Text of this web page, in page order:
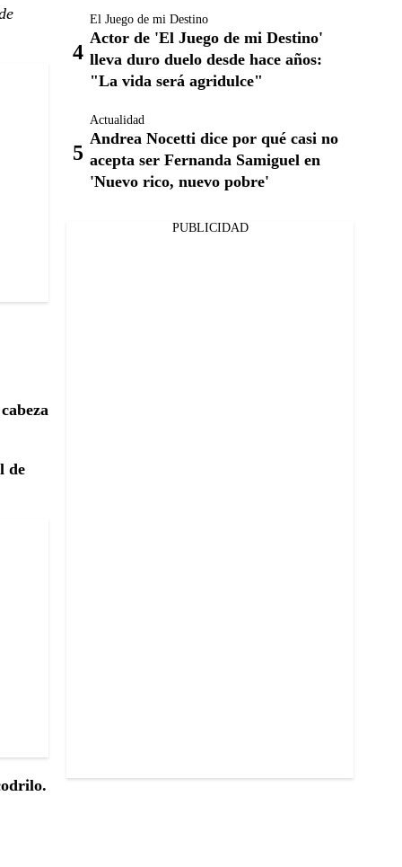
de
El Juego de mi Destino
Actor de 'El Juego de mi Destino'
lleva duro duelo desde hace años:
"La vida será agridulce"
Actualidad
Andrea Nocetti dice por qué casi no
acepta ser Fernanda Samiguel en
'Nuevo rico, nuevo pobre'
PUBLICIDAD